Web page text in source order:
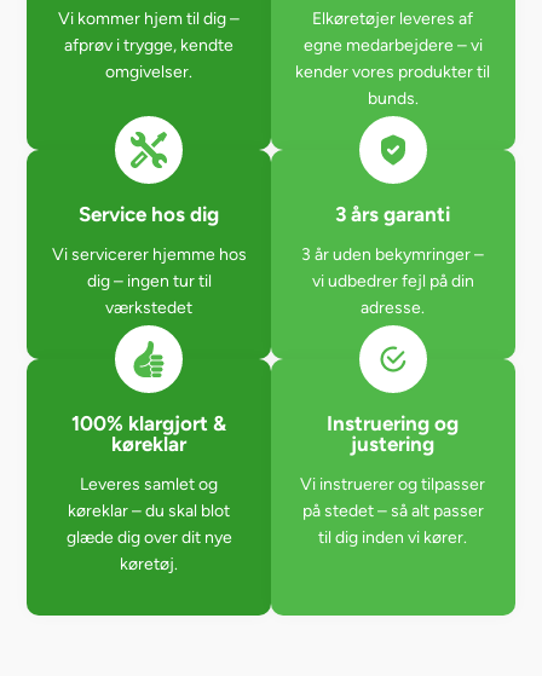
Vi kommer hjem til dig –
afprøv i trygge, kendte
omgivelser.
Elkøretøjer leveres af
egne medarbejdere – vi
kender vores produkter til
bunds.
Service hos dig
Vi servicerer hjemme hos
dig – ingen tur til
værkstedet
3 års garanti
3 år uden bekymringer –
vi udbedrer fejl på din
adresse.
100% klargjort &
køreklar
Leveres samlet og
køreklar – du skal blot
glæde dig over dit nye
køretøj.
Instruering og
justering
Vi instruerer og tilpasser
på stedet – så alt passer
til dig inden vi kører.